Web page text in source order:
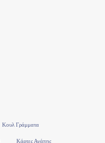
Κουλ Γράμματα
Κάρτες Αγάπης